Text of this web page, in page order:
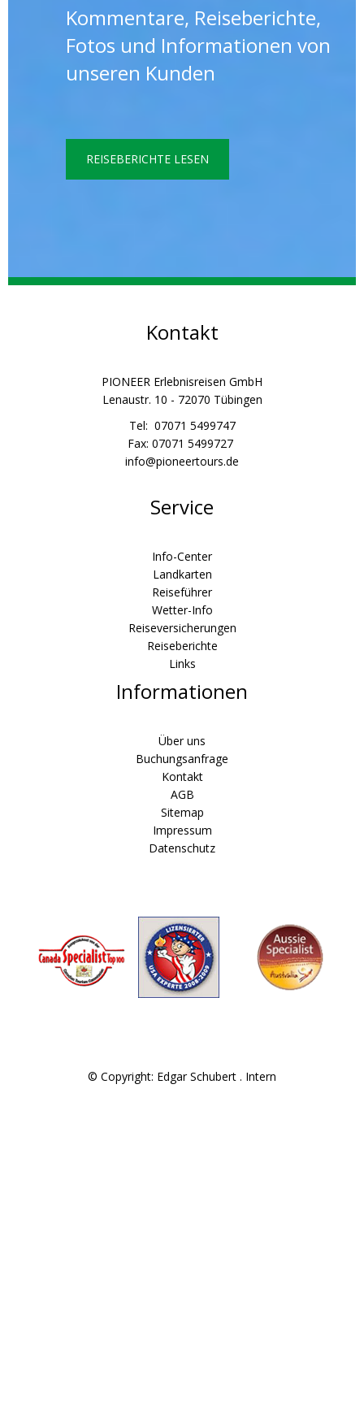
Kommentare, Reiseberichte,
Fotos und Informationen von
unseren Kunden
REISEBERICHTE LESEN
Kontakt
PIONEER Erlebnisreisen GmbH
Lenaustr. 10 - 72070 Tübingen
Tel: 07071 5499747
Fax: 07071 5499727
info@pioneertours.de
Service
Info-Center
Landkarten
Reiseführer
Wetter-Info
Reiseversicherungen
Reiseberichte
Links
Informationen
Über uns
Buchungsanfrage
Kontakt
AGB
Sitemap
Impressum
Datenschutz
© Copyright: Edgar Schubert . Intern